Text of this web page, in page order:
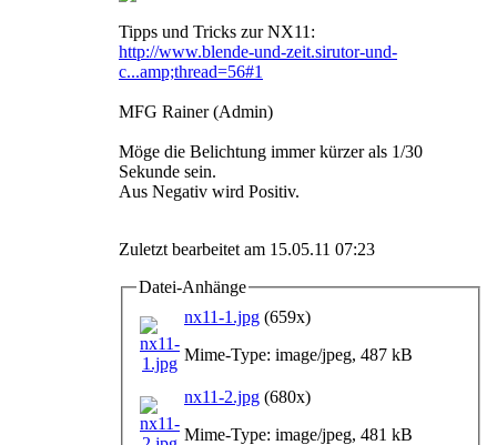
Tipps und Tricks zur NX11:
http://www.blende-und-zeit.sirutor-und-
c...amp;thread=56#1
MFG Rainer (Admin)
Möge die Belichtung immer kürzer als 1/30
Sekunde sein.
Aus Negativ wird Positiv.
Zuletzt bearbeitet am 15.05.11 07:23
Datei-Anhänge
nx11-1.jpg (659x)
Mime-Type: image/jpeg, 487 kB
nx11-2.jpg (680x)
Mime-Type: image/jpeg, 481 kB